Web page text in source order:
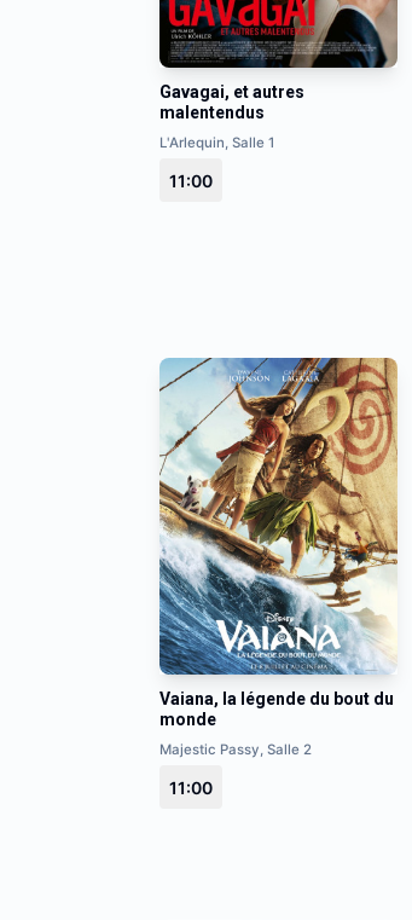
Gavagai, et autres
malentendus
L'Arlequin, Salle 1
11:00
Vaiana, la légende du bout du
monde
Majestic Passy, Salle 2
11:00